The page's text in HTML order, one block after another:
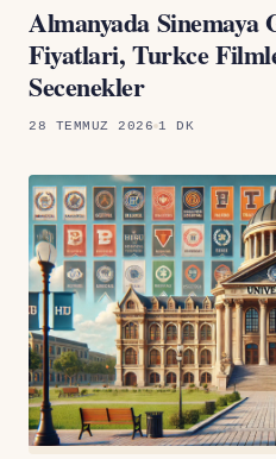
Almanyada Sinemaya
Fiyatlari, Turkce
Secenekler
28 TEMMUZ 2026 1 DK